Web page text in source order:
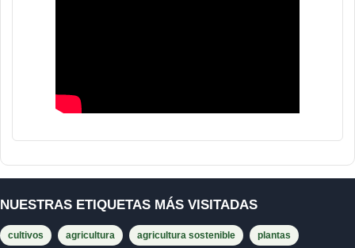
NUESTRAS ETIQUETAS MÁS VISITADAS
cultivos agricultura agricultura sostenible plantas